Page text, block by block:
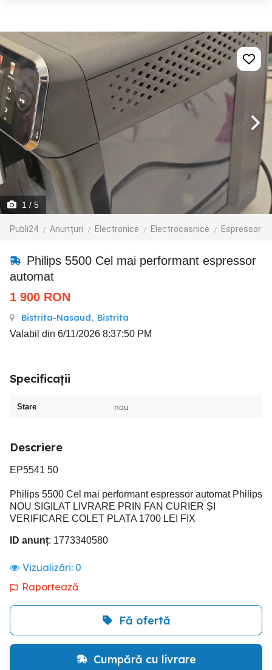
1 / 5
Publi24 Anunțuri Electronice Electrocasnice Espressor
Philips 5500 Cel mai performant espressor
automat
1 900 RON
Bistrita-Nasaud, Bistrita
Valabil din 6/11/2026 8:37:50 PM
Specificații
Stare nou
Descriere
EP5541 50
Philips 5500 Cel mai performant espressor automat Philips
NOU SIGILAT LIVRARE PRIN FAN CURIER ȘI
VERIFICARE COLET PLATA 1700 LEI FIX
ID anunț: 1773340580
Vizualizări: 0
Raportează
Fă ofertă
Cumpără cu livrare